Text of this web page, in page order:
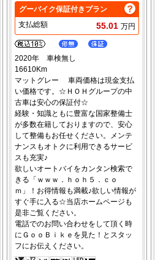
グーバイク保証付きプラン
支払総額
55.01 万円
2020年 車検無し
16610Km
マットグレー 車両価格は現金支払
い価格です。☆ＨＯＨグループの中
古車は安心の保証付☆
経験・知識ともに豊富な国家整備士
が多数在籍しておりますので、安心
して整備もお任せください。メンテ
ナンスもオトクに利用できるサービ
スも充実♪
欲しいオートバイをカンタン検索で
きる「ｗｗｗ．ｈｏｈ５．ｃｏ
ｍ」！お得情報も満載♪欲しい情報が
すぐ手に入る☆当店ホームページも
是非ご覧ください。
電話でのお問い合わせをして頂く時
にＧｏｏＢｉｋｅを見た！とスタッ
フにお伝えください。